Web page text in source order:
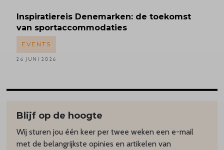
Inspiratiereis Denemarken: de toekomst
van sportaccommodaties
EVENTS
26 JUNI 2026
Blijf op de hoogte
Wij sturen jou één keer per twee weken een e-mail
met de belangrijkste opinies en artikelen van